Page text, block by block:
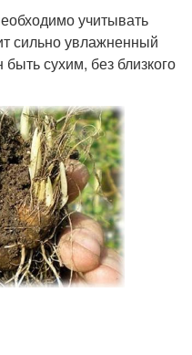
учитывать
сильно увлажненный
сухим, без близкого